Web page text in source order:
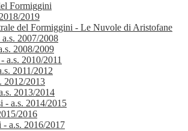
Formiggini
2019
del Formiggini - Le Nuvole di Aristofane
2007/2008
2008/2009
a.s. 2010/2011
2011/2012
2012/2013
2013/2014
- a.s. 2014/2015
2016
- a.s. 2016/2017